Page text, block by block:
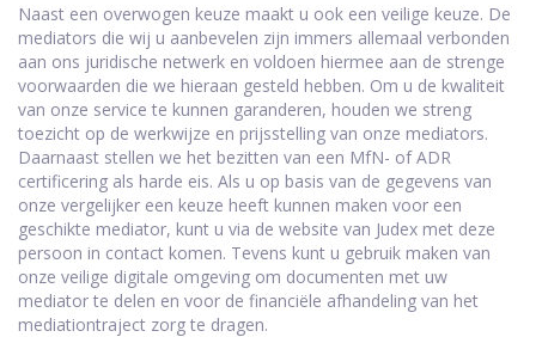
Naast een overwogen keuze maakt u ook een veilige keuze. De
mediators die wij u aanbevelen zijn immers allemaal verbonden
aan ons juridische netwerk en voldoen hiermee aan de strenge
voorwaarden die we hieraan gesteld hebben. Om u de kwaliteit
van onze service te kunnen garanderen, houden we streng
toezicht op de werkwijze en prijsstelling van onze mediators.
Daarnaast stellen we het bezitten van een MfN- of ADR
certificering als harde eis. Als u op basis van de gegevens van
onze vergelijker een keuze heeft kunnen maken voor een
geschikte mediator, kunt u via de website van Judex met deze
persoon in contact komen. Tevens kunt u gebruik maken van
onze veilige digitale omgeving om documenten met uw
mediator te delen en voor de financiële afhandeling van het
mediationtraject zorg te dragen.